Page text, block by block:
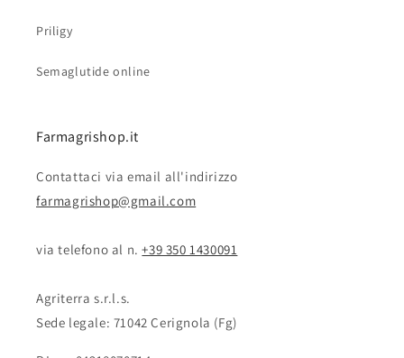
Priligy
Semaglutide online
Farmagrishop.it
Contattaci via email all'indirizzo
farmagrishop@gmail.com
via telefono al n. ‭‭+39 350 1430091
Agriterra s.r.l.s.
Sede legale: 71042 Cerignola (Fg)